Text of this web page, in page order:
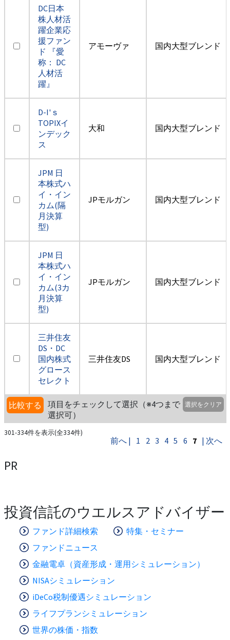
DC日本
株人材活
躍企業応
援ファン
ド 『愛
称： DC
人材活
躍』
アモーヴァ 国内大型ブレンド
D-I'ｓ
TOPIXイ
ンデック
ス
大和 国内大型ブレンド
JPM 日
本株式ハ
イ・イン
カム(隔
月決算
型)
JPモルガン 国内大型ブレンド
JPM 日
本株式ハ
イ・イン
カム(3カ
月決算
型)
JPモルガン 国内大型ブレンド
三井住友
DS・DC
国内株式
グロース
セレクト
三井住友DS 国内大型ブレンド
比較する
項目をチェックして選択（※4つまで
選択可）
選択をクリア
301-334件を表示(全334件)
前へ | 1 2 3 4 5 6 7 | 次へ
PR
投資信託のウエルスアドバイザー
ファンド詳細検索
特集・セミナー
ファンドニュース
金融電卓（資産形成・運用シミュレーション）
NISAシミュレーション
iDeCo税制優遇シミュレーション
ライフプランシミュレーション
世界の株価・指数